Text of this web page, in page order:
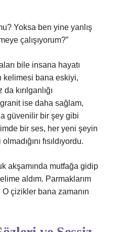
Yoksa ben yine yanlış
çalışıyorum?”
bile insana hayatı
kelimesi bana eskiyi,
kırılganlığı
granit ise daha sağlam,
güvenilir bir şey gibi
bir ses, her yeni şeyin
fısıldıyordu.
akşamında mutfağa gidip
aldım. Parmaklarım
çizikler bana zamanın